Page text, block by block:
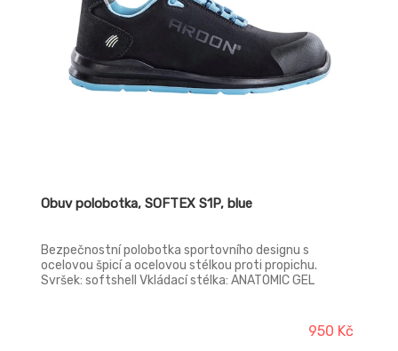
Obuv polobotka, SOFTEX S1P, blue
Bezpečnostní polobotka sportovního designu s
ocelovou špicí a ocelovou stélkou proti propichu.
Svršek: softshell Vkládací stélka: ANATOMIC GEL
950 Kč